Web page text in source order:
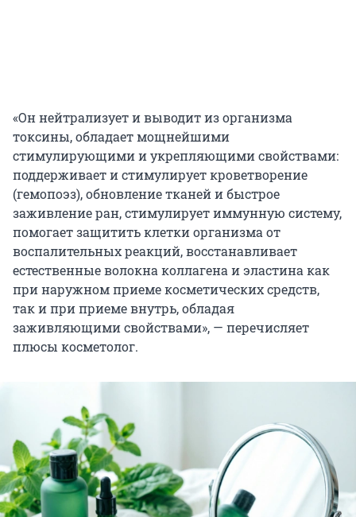
«Он нейтрализует и выводит из организма
токсины, обладает мощнейшими
стимулирующими и укрепляющими свойствами:
поддерживает и стимулирует кроветворение
(гемопоэз), обновление тканей и быстрое
заживление ран, стимулирует иммунную систему,
помогает защитить клетки организма от
воспалительных реакций, восстанавливает
естественные волокна коллагена и эластина как
при наружном приеме косметических средств,
так и при приеме внутрь, обладая
заживляющими свойствами», — перечисляет
плюсы косметолог.